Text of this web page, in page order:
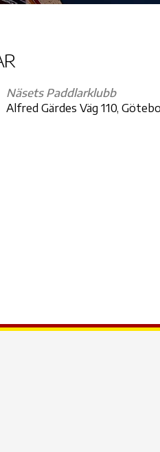
Näsets Paddlarklubb
Alfred Gärdes Väg 110,